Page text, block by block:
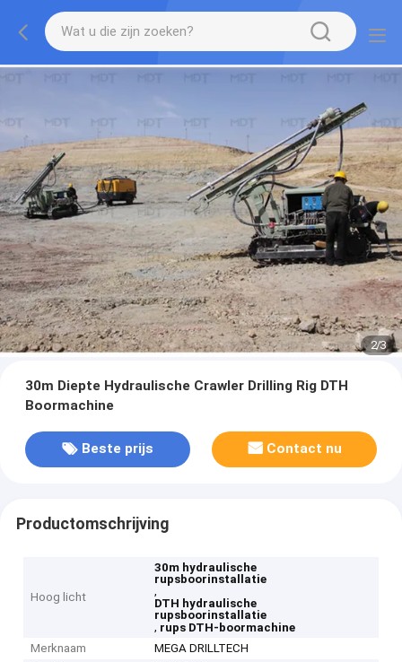
2/3
30m Diepte Hydraulische Crawler Drilling Rig DTH
Boormachine
Beste prijs Contact nu
Productomschrijving
Hoog licht
30m hydraulische
rupsboorinstallatie
,
DTH hydraulische
rupsboorinstallatie
, rups DTH-boormachine
Merknaam
MEGA DRILLTECH